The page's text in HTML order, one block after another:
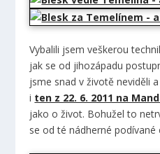
Vybalili jsem veškerou
jak se od jihozápadu
jsme snad v životě neviděli
i ten z 22. 6. 2011 na
jako o život. Bohužel to
se od té nádherné